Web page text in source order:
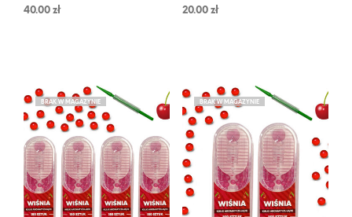
40.00 zł 20.00 zł
BRAK W MAGAZYNIE BRAK W MAGAZYNIE